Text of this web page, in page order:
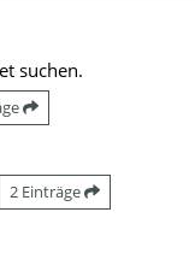
suchen.
2 Einträge